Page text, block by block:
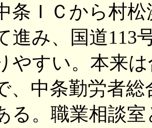
条ＩＣから村
進み、国道113
やすい。本来
、中条勤労者
る。職業相談